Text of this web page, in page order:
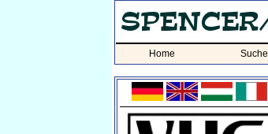
Home Suche